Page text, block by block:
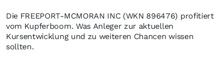
Die FREEPORT-MCMORAN INC (WKN 896476) profitiert
vom Kupferboom. Was Anleger zur aktuellen
Kursentwicklung und zu weiteren Chancen wissen
sollten.